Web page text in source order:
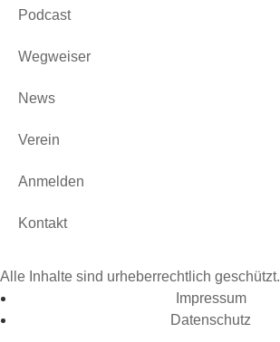
Podcast
Wegweiser
News
Verein
Anmelden
Kontakt
Alle Inhalte sind urheberrechtlich geschützt.
Impressum
Datenschutz